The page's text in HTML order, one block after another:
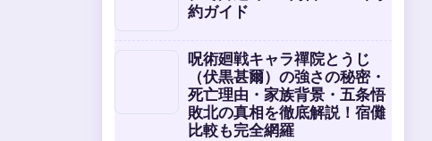
約ガイド
呪術廻戦キャラ禪院とうじ
（伏黒甚爾）の強さの秘密・
死亡理由・家族背景・五条悟
敗北の真相を徹底解説！宿儺
比較も完全網羅